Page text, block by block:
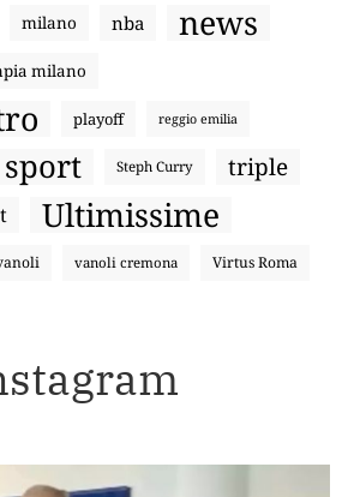
milano nba news
milano
playoff reggio emilia
sport Steph Curry triple
Ultimissime
vanoli cremona Virtus Roma